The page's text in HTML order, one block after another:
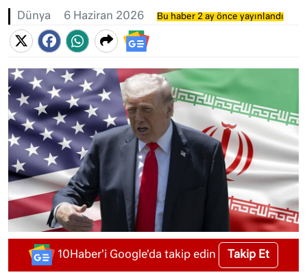
Dünya 6 Haziran 2026 Bu haber 2 ay önce yayınlandı
10Haber'i Google'da takip edin Takip Et